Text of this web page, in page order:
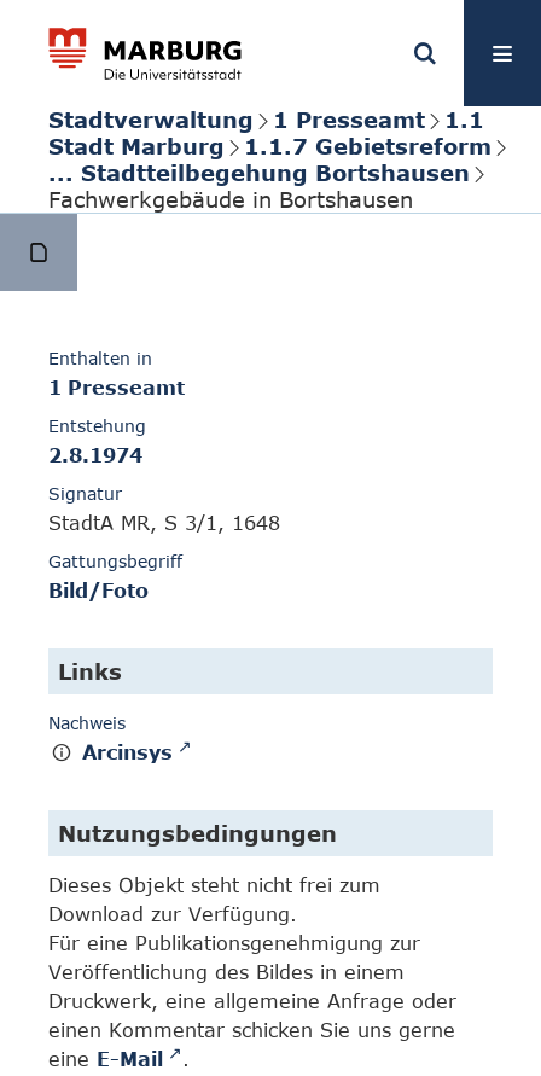
Stadtverwaltung 1 Presseamt
1.1
Stadt Marburg
1.1.7 Gebietsreform
... Stadtteilbegehung Bortshausen
Fachwerkgebäude in Bortshausen
Enthalten in
1 Presseamt
Entstehung
2.8.1974
Signatur
StadtA MR, S 3/1, 1648
Gattungsbegriff
Bild/Foto
Links
Nachweis
Arcinsys
Nutzungsbedingungen
Dieses Objekt steht nicht frei zum
Download zur Verfügung.
Für eine Publikationsgenehmigung zur
Veröffentlichung des Bildes in einem
Druckwerk, eine allgemeine Anfrage oder
einen Kommentar schicken Sie uns gerne
eine E-Mail
.